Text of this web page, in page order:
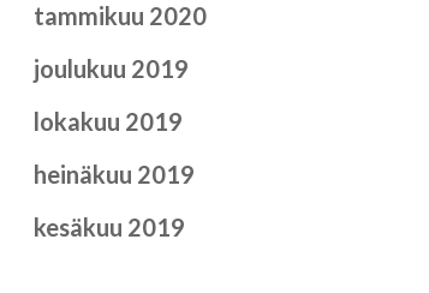
tammikuu 2020
joulukuu 2019
lokakuu 2019
heinäkuu 2019
kesäkuu 2019